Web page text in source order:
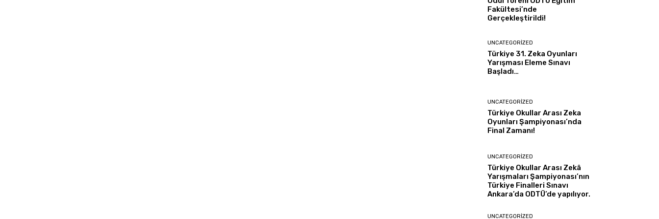
Fakültesi’nde
Gerçekleştirildi!
UNCATEGORIZED
Türkiye 31. Zeka Oyunları
Yarışması Eleme Sınavı
Başladı…
UNCATEGORIZED
Türkiye Okullar Arası Zeka
Oyunları Şampiyonası’nda
Final Zamanı!
UNCATEGORIZED
Türkiye Okullar Arası Zekâ
Yarışmaları Şampiyonası’nın
Türkiye Finalleri Sınavı
Ankara’da ODTÜ’de yapılıyor.
UNCATEGORIZED